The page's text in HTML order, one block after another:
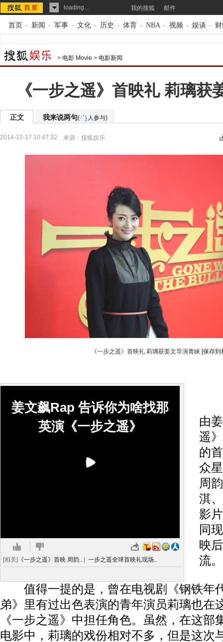
loading... 我的搜狐 邮件
首页 - 新闻 - 军事 - 文化 - 历史 - 体育 - NBA - 视频 - 娱谈 -
> 电影 Movie > 电影新闻
《一步之遥》首映礼 莉璃获
正文 我来说两句( 人参与)
2014-12-17 10:47:32 来源： 搜狐娱乐
《一步之遥》首映礼 莉璃获姜文导演青睐 [保存到
姜文飙Rap 告诉你为啥找那
英演《一步之遥》
[相关] 《一步之遥》首映 周韵.. 一步之遥全球首映礼现场..
由
遥
的
众
周
淇
影
同
映
流。
值得一提的是，曾在电视剧《钢铁年
弟》里有过出色表演的青年演员莉璃也在
《一步之遥》中担任角色。虽然，在这部
电影中，莉璃的戏份相对不多，但是这次